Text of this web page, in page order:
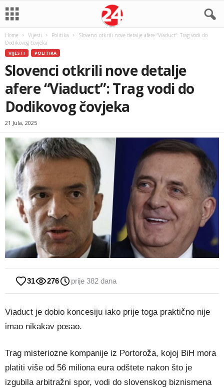
Home Vijesti Politika
Slovenci otkrili nove detalje afere “Viaduct”: Trag vodi do
Dodikovog čovjeka
VIJESTI POLITIKA
Slovenci otkrili nove detalje
afere “Viaduct”: Trag vodi do
Dodikovog čovjeka
21 Jula, 2025
31 276 prije 382 dana
Viaduct je dobio koncesiju iako prije toga praktično nije
imao nikakav posao.
Trag misteriozne kompanije iz Portoroža, kojoj BiH mora
platiti više od 56 miliona eura odštete nakon što je
izgubila arbitražni spor, vodi do slovenskog biznismena